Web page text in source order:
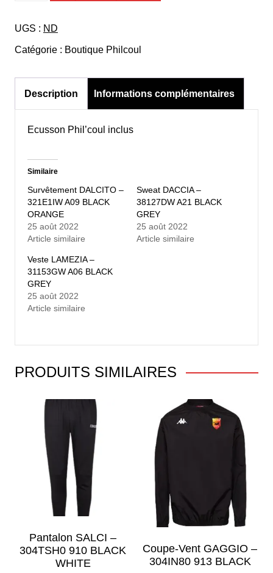
zippé
DACONE
381263W
014
UGS : ND
Catégorie : Boutique Philcoul
Description Informations complémentaires
Ecusson Phil’coul inclus
Similaire
Survêtement DALCITO –
321E1IW A09 BLACK
ORANGE
25 août 2022
Article similaire
Sweat DACCIA –
38127DW A21 BLACK
GREY
25 août 2022
Article similaire
Veste LAMEZIA –
31153GW A06 BLACK
GREY
25 août 2022
Article similaire
PRODUITS SIMILAIRES
Pantalon SALCI –
304TSH0 910 BLACK
WHITE
Coupe-Vent GAGGIO –
304IN80 913 BLACK